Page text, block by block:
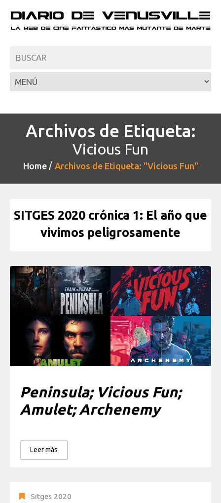
Archivos de Etiqueta:
Vicious Fun
Home Archivos de Etiqueta: "Vicious Fun"
SITGES 2020 crónica 1: El año que
vivimos peligrosamente
Peninsula; Vicious Fun;
Amulet; Archenemy
Leer más
Sitges 2020